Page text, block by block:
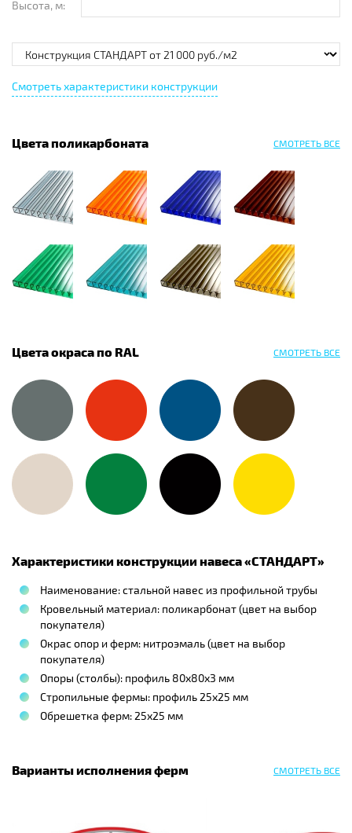
Высота, м:
Смотреть характеристики конструкции
Цвета поликарбоната СМОТРЕТЬ ВСЕ
Цвета окраса по RAL СМОТРЕТЬ ВСЕ
Характеристики конструкции навеса «СТАНДАРТ»
Наименование: стальной навес из профильной трубы
Кровельный материал: поликарбонат (цвет на выбор
покупателя)
Окрас опор и ферм: нитроэмаль (цвет на выбор
покупателя)
Опоры (столбы): профиль 80х80х3 мм
Стропильные фермы: профиль 25х25 мм
Обрешетка ферм: 25х25 мм
Варианты исполнения ферм СМОТРЕТЬ ВСЕ